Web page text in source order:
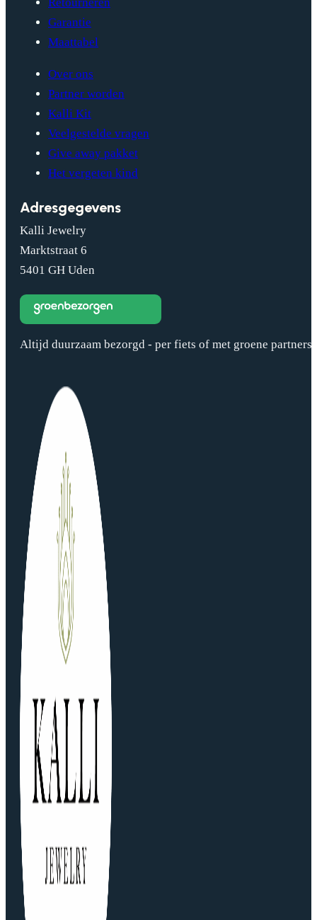
Retourneren
Garantie
Maattabel
Over ons
Partner worden
Kalli Kit
Veelgestelde vragen
Give away pakket
Het vergeten kind
Adresgegevens
Kalli Jewelry
Marktstraat 6
5401 GH Uden
Altijd duurzaam bezorgd - per fiets of met groene partners